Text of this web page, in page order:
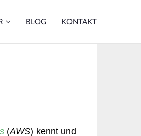
BLOG KONTAKT
(AWS) kennt und